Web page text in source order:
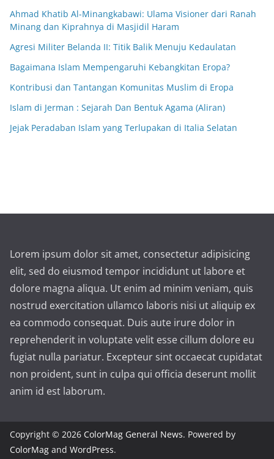
Ahmad Khatib Al-Minangkabawi: Ulama Visioner dari Ranah
Minang dan Kiprahnya di Masjidil Haram
Agresi Militer Belanda II: Titik Balik Menuju Kedaulatan
Bagaimana Islam Mempengaruhi Kebangkitan Eropa?
Kontribusi dan Tantangan Komunitas Muslim di Eropa
Islam di Jerman : Sejarah Dan Bentuk Agama (Aliran)
Jejak Peradaban Islam yang Terlupakan di Italia Selatan
Lorem ipsum dolor sit amet, consectetur adipisicing
elit, sed do eiusmod tempor incididunt ut labore et
dolore magna aliqua. Ut enim ad minim veniam, quis
nostrud exercitation ullamco laboris nisi ut aliquip ex
ea commodo consequat. Duis aute irure dolor in
reprehenderit in voluptate velit esse cillum dolore eu
fugiat nulla pariatur. Excepteur sint occaecat cupidatat
non proident, sunt in culpa qui officia deserunt mollit
anim id est laborum.
Copyright © 2026 ColorMag General News. Powered by
ColorMag and WordPress.